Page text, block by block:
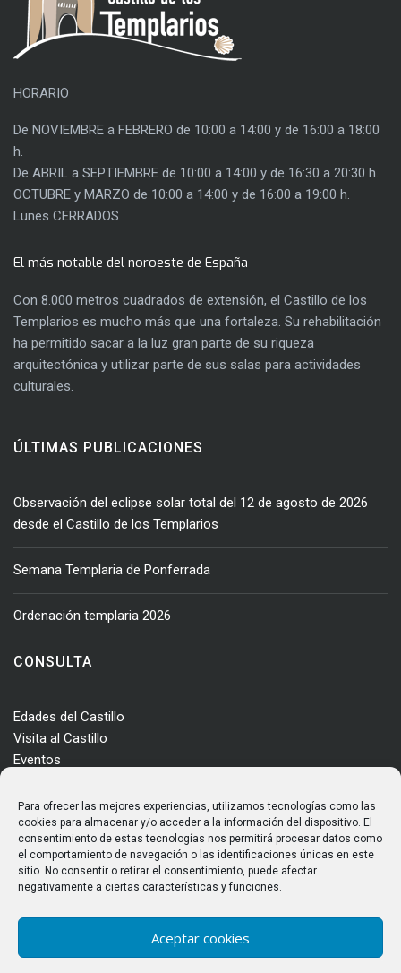
Para ofrecer las mejores experiencias, utilizamos tecnologías como las
cookies para almacenar y/o acceder a la información del dispositivo. El
consentimiento de estas tecnologías nos permitirá procesar datos como
el comportamiento de navegación o las identificaciones únicas en este
sitio. No consentir o retirar el consentimiento, puede afectar
negativamente a ciertas características y funciones.
Aceptar cookies
HORARIO
De NOVIEMBRE a FEBRERO de 10:00 a 14:00 y de 16:00 a 18:00
h.
De ABRIL a SEPTIEMBRE de 10:00 a 14:00 y de 16:30 a 20:30 h.
OCTUBRE y MARZO de 10:00 a 14:00 y de 16:00 a 19:00 h.
Lunes CERRADOS
El más notable del noroeste de España
Con 8.000 metros cuadrados de extensión, el Castillo de los
Templarios es mucho más que una fortaleza. Su rehabilitación
ha permitido sacar a la luz gran parte de su riqueza
arquitectónica y utilizar parte de sus salas para actividades
culturales.
ÚLTIMAS PUBLICACIONES
Observación del eclipse solar total del 12 de agosto de 2026
desde el Castillo de los Templarios
Semana Templaria de Ponferrada
Ordenación templaria 2026
CONSULTA
Edades del Castillo
Visita al Castillo
Eventos
Enclave
Más información
Consultas
Horarios y tarifas